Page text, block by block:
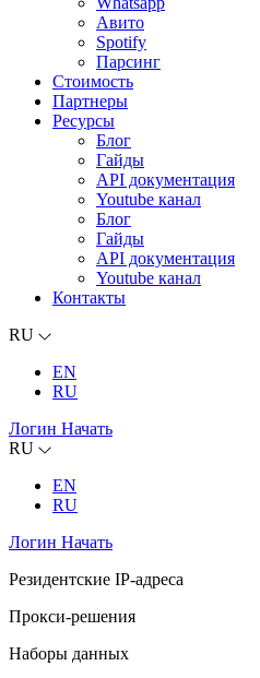
Авито
Spotify
Парсинг
Стоимость
Партнеры
Ресурсы
Блог
Гайды
API документация
Youtube канал
Блог
Гайды
API документация
Youtube канал
Контакты
RU
EN
RU
Логин Начать
RU
EN
RU
Логин Начать
Резидентские IP-адреса
Прокси-решения
Наборы данных